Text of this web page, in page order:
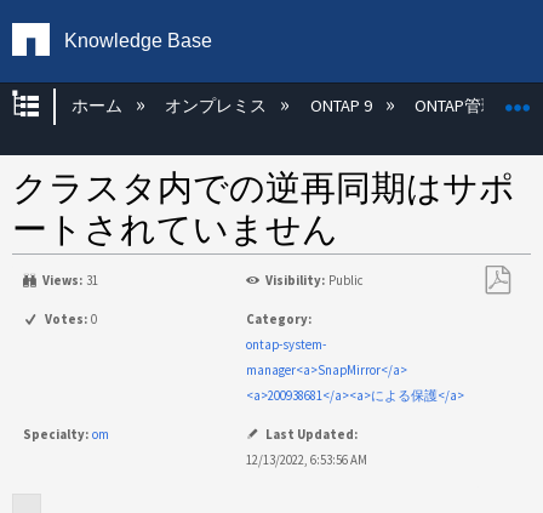
Knowledge Base
グローバル階層を展開/折りたたむ
ホーム オンプレミス ONTAP 9 ONTAP管理
クラスタ内での逆再同期はサポ
ートされていません
Views: 31 Visibility: Public
Votes: 0
Category:
ontap-system-
manager<a>SnapMirror</a>
<a>200938681</a><a>による保護</a>
Specialty: om
Last Updated:
12/13/2022, 6:53:56 AM